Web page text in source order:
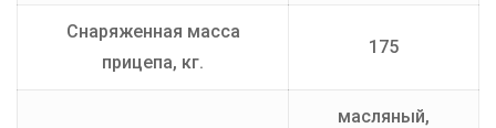
Снаряженная масса
прицепа, кг.
175
масляный,